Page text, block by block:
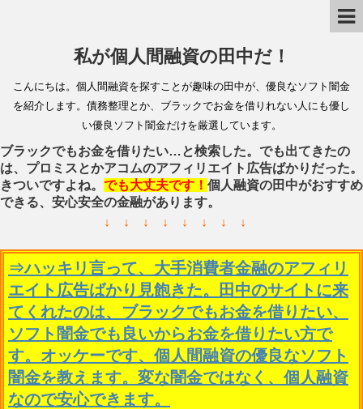
私が個人間融資の田中だ！
こんにちは。個人間融資を探すことが趣味の田中が、優良なソフト闇金
を紹介します。債務整理とか、ブラックでお金を借りれない人にも優し
い優良ソフト闇金だけを厳選しています。
ブラックでもお金を借りたい…と検索した。でも出てきたの
は、プロミスとかアコムのアフィリエイト広告ばかりだった。
きついですよね。 でも大丈夫です！ 個人融資の田中がおすすめ
できる、安心安全の金融があります。
↓ ↓ ↓ ↓ ↓ ↓ ↓ ↓
⇒ハッキリ言って、大手消費者金融のアフィリ
エイト広告ばかり見飽きた。田中のサイトに来
てくれたのは、ブラックでもお金を借りたい、
ソフト闇金でも良いからお金を借りたい方で
す。オッケーです、個人間融資の優良なソフト
闇金を教えます。変な闇金ではなく、個人融資
なので安心できます。